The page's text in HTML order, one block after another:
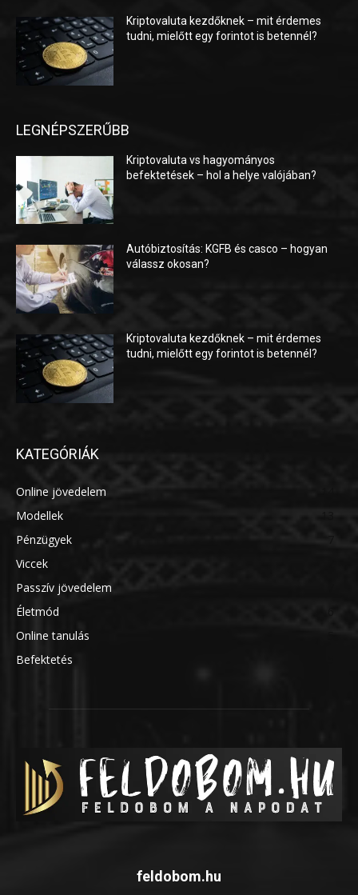
Kriptovaluta kezdőknek – mit érdemes
tudni, mielőtt egy forintot is betennél?
LEGNÉPSZERŰBB
Kriptovaluta vs hagyományos
befektetések – hol a helye valójában?
Autóbiztosítás: KGFB és casco – hogyan
válassz okosan?
Kriptovaluta kezdőknek – mit érdemes
tudni, mielőtt egy forintot is betennél?
KATEGÓRIÁK
Online jövedelem
Modellek
Pénzügyek
Viccek
Passzív jövedelem
Életmód
Online tanulás
Befektetés
feldobom.hu